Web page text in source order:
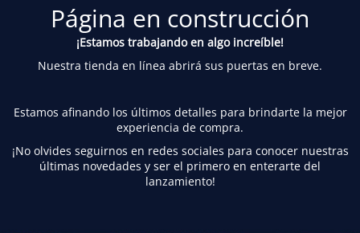
Página en construcción
¡Estamos trabajando en algo increíble!
Nuestra tienda en línea abrirá sus puertas en breve.
Estamos afinando los últimos detalles para brindarte la mejor
experiencia de compra.
¡No olvides seguirnos en redes sociales para conocer nuestras
últimas novedades y ser el primero en enterarte del
lanzamiento!